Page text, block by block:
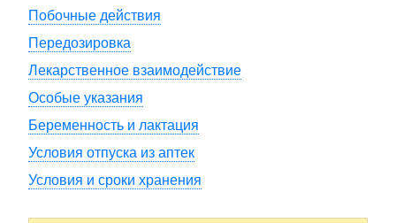
Побочные действия
Передозировка
Лекарственное взаимодействие
Особые указания
Беременность и лактация
Условия отпуска из аптек
Условия и сроки хранения